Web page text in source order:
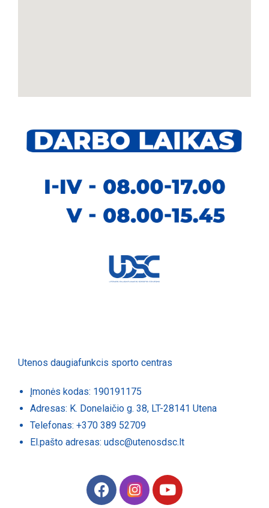
Utenos daugiafunkcis sporto centras
Įmonės kodas: 190191175
Adresas: K. Donelaičio g. 38, LT-28141 Utena
Telefonas: +370 389 52709
El.pašto adresas: udsc@utenosdsc.lt